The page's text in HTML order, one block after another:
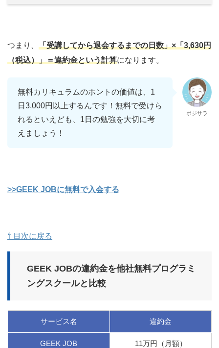
つまり、 「受講してから退会するまでの日数」×「3,630円
（税込）」＝違約金という計算になります。
無料カリキュラムのホントの価値は、1
日3,000円以上するんです！無料で受けら
れるといえども、1日の勉強を大切に考
えましょう！
ポジサラ
>>GEEK JOBに無料で入会する
⇧ 目次に戻る
GEEK JOBの違約金を他社無料プログラミ
ングスクールと比較
サービス名 違約金
GEEK JOB 11万円（月額）